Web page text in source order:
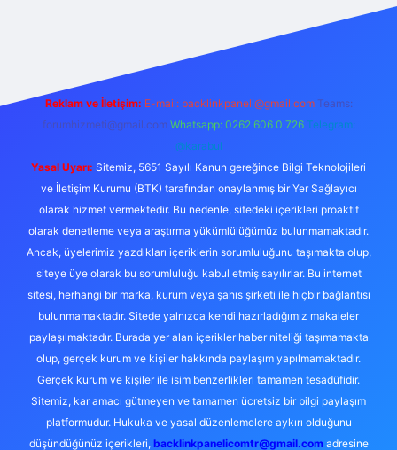
m elexbet
Reklam ve İletişim: E-mail: backlinkpaneli@gmail.com Teams:
forumhizmeti@gmail.com Whatsapp: 0262 606 0 726 Telegram:
@karabul
Yasal Uyarı: Sitemiz, 5651 Sayılı Kanun gereğince Bilgi Teknolojileri
ve İletişim Kurumu (BTK) tarafından onaylanmış bir Yer Sağlayıcı
olarak hizmet vermektedir. Bu nedenle, sitedeki içerikleri proaktif
olarak denetleme veya araştırma yükümlülüğümüz bulunmamaktadır.
Ancak, üyelerimiz yazdıkları içeriklerin sorumluluğunu taşımakta olup,
siteye üye olarak bu sorumluluğu kabul etmiş sayılırlar. Bu internet
sitesi, herhangi bir marka, kurum veya şahıs şirketi ile hiçbir bağlantısı
bulunmamaktadır. Sitede yalnızca kendi hazırladığımız makaleler
paylaşılmaktadır. Burada yer alan içerikler haber niteliği taşımamakta
olup, gerçek kurum ve kişiler hakkında paylaşım yapılmamaktadır.
Gerçek kurum ve kişiler ile isim benzerlikleri tamamen tesadüfidir.
Sitemiz, kar amacı gütmeyen ve tamamen ücretsiz bir bilgi paylaşım
platformudur. Hukuka ve yasal düzenlemelere aykırı olduğunu
düşündüğünüz içerikleri, backlinkpanelicomtr@gmail.comadresine